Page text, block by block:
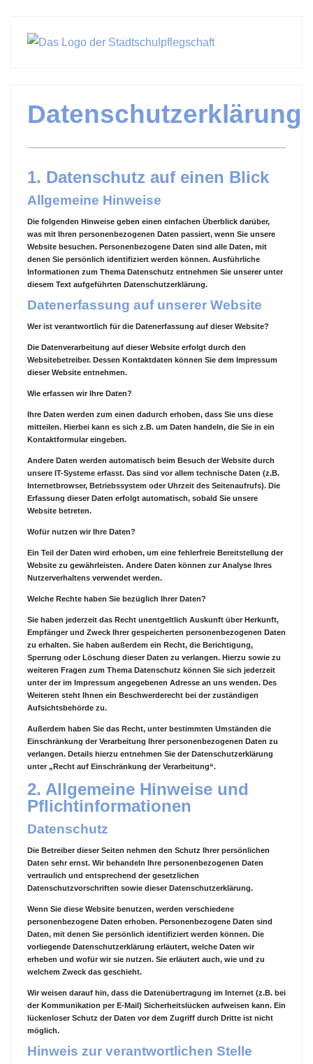
Datenschutzerklärung
1. Datenschutz auf einen Blick
Allgemeine Hinweise
Die folgenden Hinweise geben einen einfachen Überblick darüber,
was mit Ihren personenbezogenen Daten passiert, wenn Sie unsere
Website besuchen. Personenbezogene Daten sind alle Daten, mit
denen Sie persönlich identifiziert werden können. Ausführliche
Informationen zum Thema Datenschutz entnehmen Sie unserer unter
diesem Text aufgeführten Datenschutzerklärung.
Datenerfassung auf unserer Website
Wer ist verantwortlich für die Datenerfassung auf dieser Website?
Die Datenverarbeitung auf dieser Website erfolgt durch den
Websitebetreiber. Dessen Kontaktdaten können Sie dem Impressum
dieser Website entnehmen.
Wie erfassen wir Ihre Daten?
Ihre Daten werden zum einen dadurch erhoben, dass Sie uns diese
mitteilen. Hierbei kann es sich z.B. um Daten handeln, die Sie in ein
Kontaktformular eingeben.
Andere Daten werden automatisch beim Besuch der Website durch
unsere IT-Systeme erfasst. Das sind vor allem technische Daten (z.B.
Internetbrowser, Betriebssystem oder Uhrzeit des Seitenaufrufs). Die
Erfassung dieser Daten erfolgt automatisch, sobald Sie unsere
Website betreten.
Wofür nutzen wir Ihre Daten?
Ein Teil der Daten wird erhoben, um eine fehlerfreie Bereitstellung der
Website zu gewährleisten. Andere Daten können zur Analyse Ihres
Nutzerverhaltens verwendet werden.
Welche Rechte haben Sie bezüglich Ihrer Daten?
Sie haben jederzeit das Recht unentgeltlich Auskunft über Herkunft,
Empfänger und Zweck Ihrer gespeicherten personenbezogenen Daten
zu erhalten. Sie haben außerdem ein Recht, die Berichtigung,
Sperrung oder Löschung dieser Daten zu verlangen. Hierzu sowie zu
weiteren Fragen zum Thema Datenschutz können Sie sich jederzeit
unter der im Impressum angegebenen Adresse an uns wenden. Des
Weiteren steht Ihnen ein Beschwerderecht bei der zuständigen
Aufsichtsbehörde zu.
Außerdem haben Sie das Recht, unter bestimmten Umständen die
Einschränkung der Verarbeitung Ihrer personenbezogenen Daten zu
verlangen. Details hierzu entnehmen Sie der Datenschutzerklärung
unter „Recht auf Einschränkung der Verarbeitung“.
2. Allgemeine Hinweise und
Pflichtinformationen
Datenschutz
Die Betreiber dieser Seiten nehmen den Schutz Ihrer persönlichen
Daten sehr ernst. Wir behandeln Ihre personenbezogenen Daten
vertraulich und entsprechend der gesetzlichen
Datenschutzvorschriften sowie dieser Datenschutzerklärung.
Wenn Sie diese Website benutzen, werden verschiedene
personenbezogene Daten erhoben. Personenbezogene Daten sind
Daten, mit denen Sie persönlich identifiziert werden können. Die
vorliegende Datenschutzerklärung erläutert, welche Daten wir
erheben und wofür wir sie nutzen. Sie erläutert auch, wie und zu
welchem Zweck das geschieht.
Wir weisen darauf hin, dass die Datenübertragung im Internet (z.B. bei
der Kommunikation per E-Mail) Sicherheitslücken aufweisen kann. Ein
lückenloser Schutz der Daten vor dem Zugriff durch Dritte ist nicht
möglich.
Hinweis zur verantwortlichen Stelle